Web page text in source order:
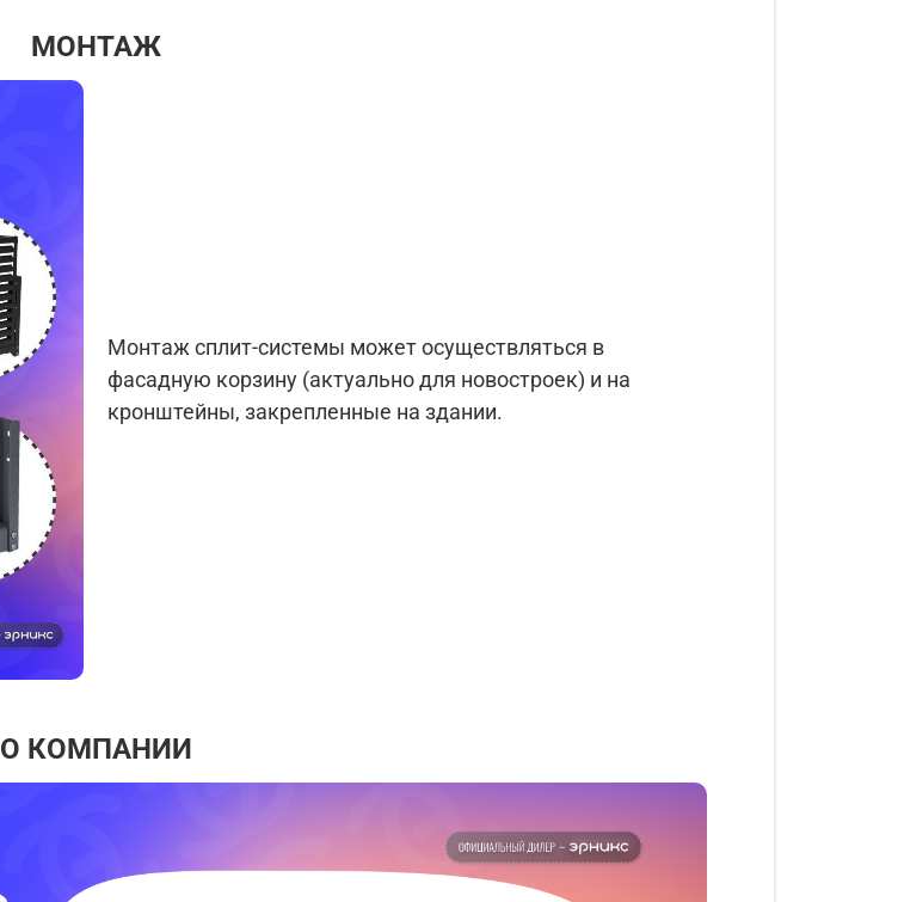
МОНТАЖ
Монтаж сплит-системы может осуществляться в
фасадную корзину (актуально для новостроек) и на
кронштейны, закрепленные на здании.
О КОМПАНИИ